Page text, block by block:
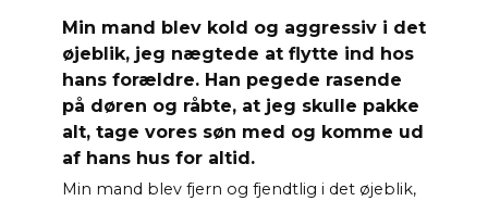
Min mand blev kold og aggressiv i det
øjeblik, jeg nægtede at flytte ind hos
hans forældre. Han pegede rasende
på døren og råbte, at jeg skulle pakke
alt, tage vores søn med og komme ud
af hans hus for altid.
Min mand blev fjern og fjendtlig i det øjeblik,